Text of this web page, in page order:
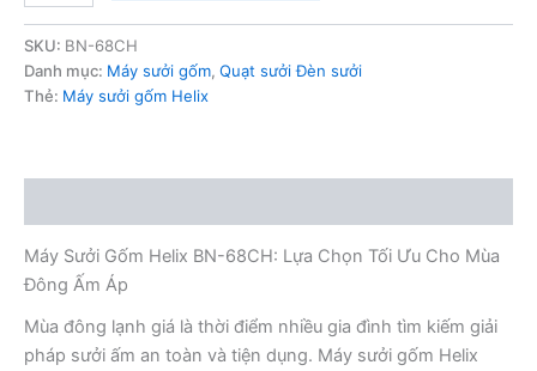
Helix
BN-
68CH
SKU: BN-68CH
Danh mục: Máy sưởi gốm, Quạt sưởi Đèn sưởi
Thẻ: Máy sưởi gốm Helix
Máy Sưởi Gốm Helix BN-68CH: Lựa Chọn Tối Ưu Cho Mùa
Đông Ấm Áp
Mùa đông lạnh giá là thời điểm nhiều gia đình tìm kiếm giải
pháp sưởi ấm an toàn và tiện dụng. Máy sưởi gốm Helix